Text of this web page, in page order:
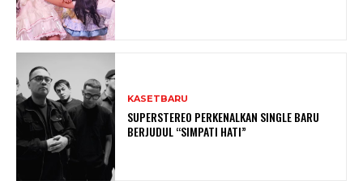
KASETBARU
SUPERSTEREO PERKENALKAN SINGLE BARU
BERJUDUL “SIMPATI HATI”